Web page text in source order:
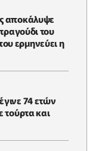
αποκάλυψε
του
ερμηνεύει η
74 ετών
τούρτα και